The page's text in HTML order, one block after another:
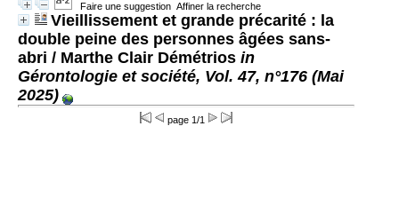
Faire une suggestion Affiner la recherche
Vieillissement et grande précarité : la
double peine des personnes âgées sans-
abri / Marthe Clair Démétrios in
Gérontologie et société, Vol. 47, n°176 (Mai
2025)
page 1/1